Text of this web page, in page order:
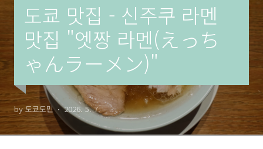
도쿄 맛집 - 신주쿠 라멘
맛집 "엣짱 라멘(えっち
ゃんラーメン)"
by 도쿄도민 2026. 5. 7.